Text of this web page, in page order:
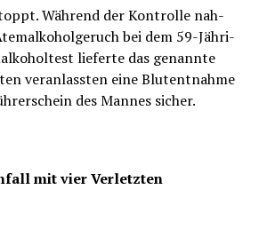
Wäh­rend der Kon­trol­le nah­
bei dem 59-Jäh­ri­
lie­fer­te das genann­te
ver­an­lass­ten eine Blut­ent­nah­me
des Man­nes sicher.
mit vier Verletzten